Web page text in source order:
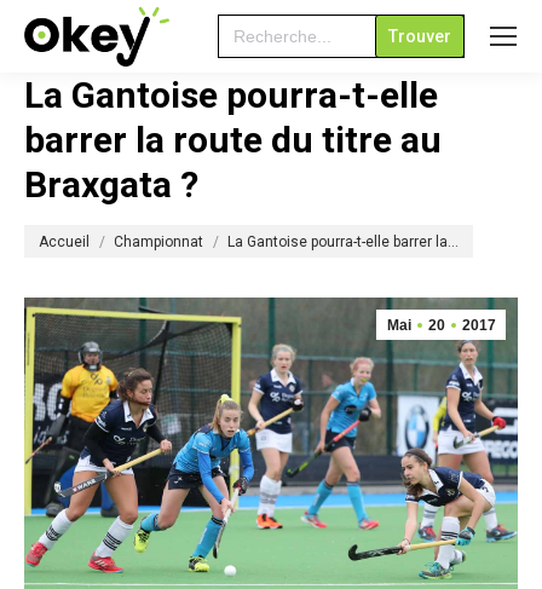
Search
for:
La Gantoise pourra-t-elle
barrer la route du titre au
Braxgata ?
Accueil Championnat La Gantoise pourra-t-elle barrer la…
Mai 20 2017